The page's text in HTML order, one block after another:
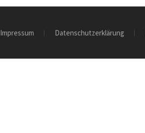
Impressum Datenschutzerklärung